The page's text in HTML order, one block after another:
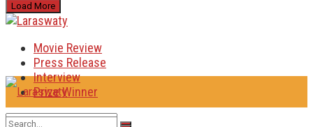
Load More
Movie Review
Press Release
Interview
Prize Winner